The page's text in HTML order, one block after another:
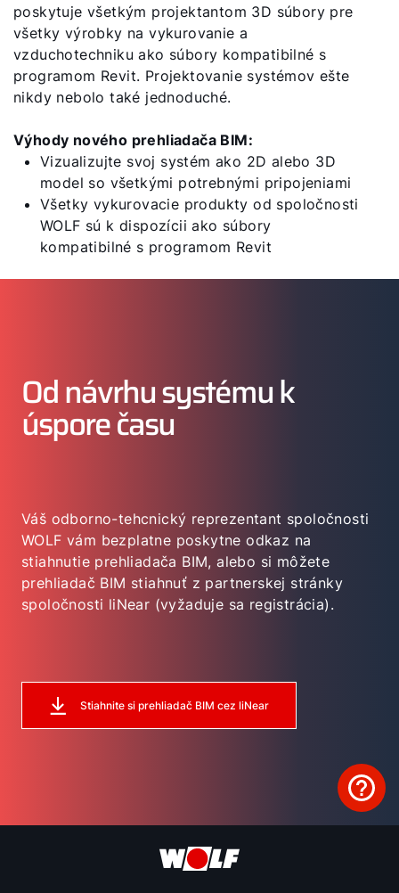
poskytuje všetkým projektantom 3D súbory pre
všetky výrobky na vykurovanie a
vzduchotechniku ako súbory kompatibilné s
programom Revit. Projektovanie systémov ešte
nikdy nebolo také jednoduché.
Výhody nového prehliadača BIM:
Vizualizujte svoj systém ako 2D alebo 3D
model so všetkými potrebnými pripojeniami
Všetky vykurovacie produkty od spoločnosti
WOLF sú k dispozícii ako súbory
kompatibilné s programom Revit
Od návrhu systému k
úspore času
Váš odborno-tehcnický reprezentant spoločnosti
WOLF vám bezplatne poskytne odkaz na
stiahnutie prehliadača BIM, alebo si môžete
prehliadač BIM stiahnuť z partnerskej stránky
spoločnosti liNear (vyžaduje sa registrácia).
Stiahnite si prehliadač BIM cez liNear
Hotline
Kontaktný formulár
Dôležité odkazy
Kontakty
Servisný portál
WOLF Akadémia